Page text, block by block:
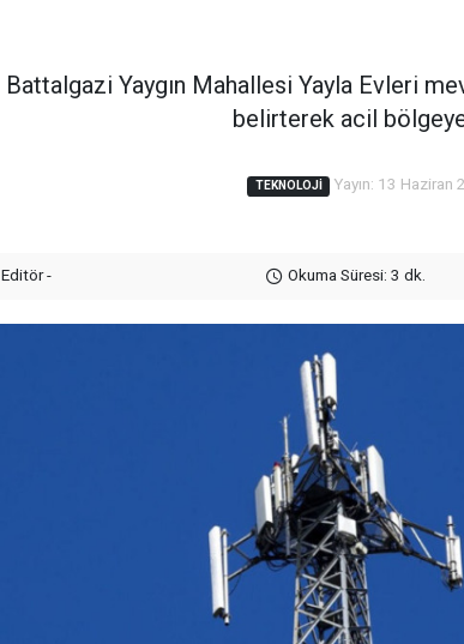
Battalgazi Yaygın Mahallesi Yayla Evleri
belirterek acil
TEKNOLOJI Yayın: 13
Editör - Okuma Süresi: 3 dk.